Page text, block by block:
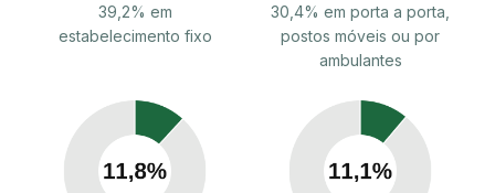
39,2% em
estabelecimento fixo
30,4% em porta a porta,
postos móveis ou por
ambulantes